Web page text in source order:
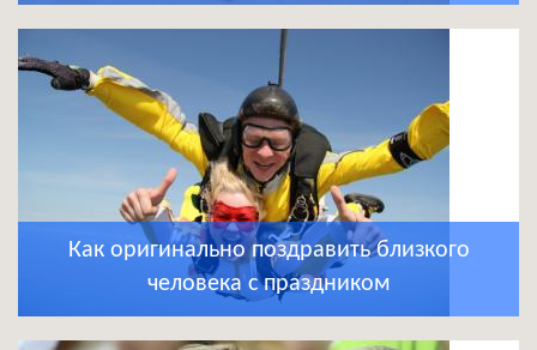
Как оригинально поздравить близкого
человека с праздником